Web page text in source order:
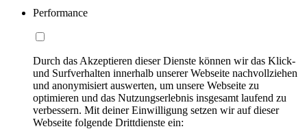
Performance
Durch das Akzeptieren dieser Dienste können wir das Klick-
und Surfverhalten innerhalb unserer Webseite nachvollziehen
und anonymisiert auswerten, um unsere Webseite zu
optimieren und das Nutzungserlebnis insgesamt laufend zu
verbessern. Mit deiner Einwilligung setzen wir auf dieser
Webseite folgende Drittdienste ein: